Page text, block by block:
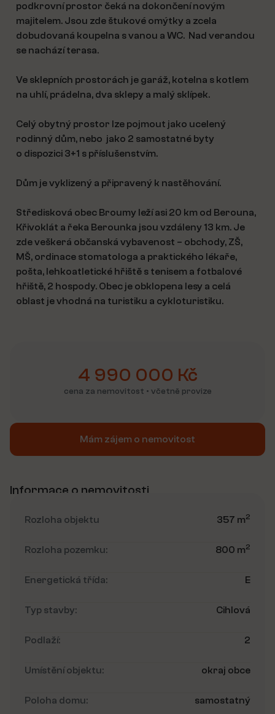
podkrovní prostor čeká na dokončení novým
majitelem. Jsou zde štukové omýtky a zcela
dobudovaná koupelna s vanou a WC. Nad verandou
se nachází terasa.
Ve sklepních prostorách je garáž, kotelna s kotlem
na uhlí, prádelna, dva sklepy a malý sklípek.
Celý obytný prostor lze pojmout jako ucelený
rodinný dům, nebo jako 2 samostatné byty
o dispozici 3+1 s příslušenstvím.
Dům je vyklizený a připravený k nastěhování.
Středisková obec Broumy leží asi 20 km od Berouna,
Křivoklát a řeka Berounka jsou vzdáleny 13 km. Je
zde veškerá občanská vybavenost – obchody, ZŠ,
MŠ, ordinace stomatologa a praktického lékaře,
pošta, lehkoatletické hřiště s tenisem a fotbalové
hřiště, 2 hospody. Obec je obklopena lesy a celá
oblast je vhodná na turistiku a cykloturistiku.
4 990 000 Kč
cena za nemovitost • včetně provize
Mám zájem o nemovitost
Informace o nemovitosti
Rozloha objektu 357 m2
Rozloha pozemku: 800 m2
Energetická třída: E
Typ stavby: Cihlová
Podlaží: 2
Umístění objektu: okraj obce
Poloha domu: samostatný